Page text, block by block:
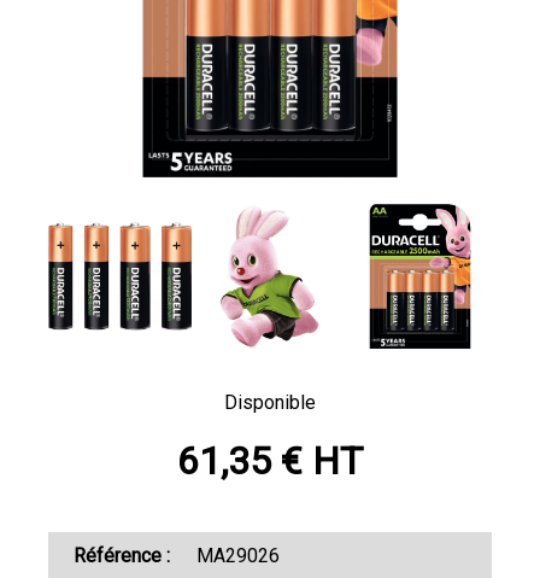
Disponible
61,35 € HT
Référence : MA29026